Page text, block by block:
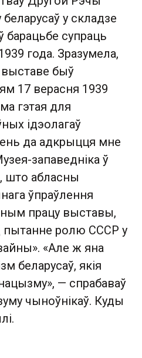
беларусаў у складзе
барацьбе супраць
года. Зразумела,
быў
17 верасня 1939
гэтая для
ідэолагаў
да адкрыцця мне
запаведніка ў
што абласны
ўпраўлення
працу выставы,
пытанне ролю СССР у
«Але ж яна
беларусаў, якія
— спрабаваў
чыноўнікаў. Куды